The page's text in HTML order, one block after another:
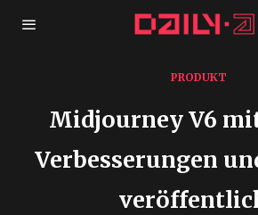
PRODUKT
Midjourney V6
Verbesserungen